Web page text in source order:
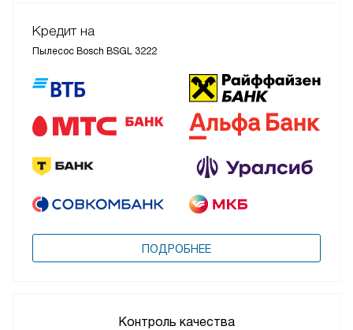
Кредит на
Пылесос Bosch BSGL 3222
ПОДРОБНЕЕ
Контроль качества